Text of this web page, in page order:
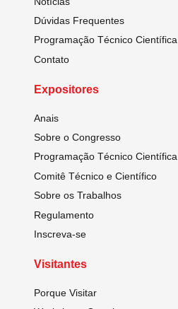
Dúvidas Frequentes
Programação Técnico Científica
Contato
Expositores
Anais
Sobre o Congresso
Programação Técnico Científica
Comitê Técnico e Científico
Sobre os Trabalhos
Regulamento
Inscreva-se
Visitantes
Porque Visitar